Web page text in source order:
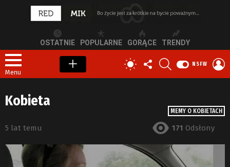
OSTATNIE POPULARNE GORĄCE TRENDY
Menu
PRZEŁĄCZ
SKÓRKĘ
OBSERWUJ
NAS
NSFW
MEMY O KOBIETACH
Kobieta
5 lat temu 171 Odsłony